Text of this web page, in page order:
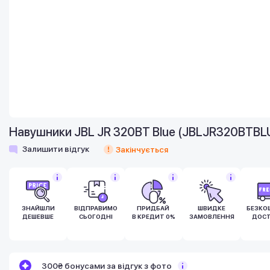
Навушники JBL JR 320BT Blue
Залишити відгук Закінчується
ЗНАЙШЛИ
ДЕШЕВШЕ
ВІДПРАВИМО
СЬОГОДНІ
ПРИДБАЙ
В КРЕДИТ 0%
ШВИДКЕ
ЗАМОВЛЕННЯ
300₴ бонусами за відгук з фото
Бонуси стають активними через 14 днів
Додайте товар у кошик і перейдіть до